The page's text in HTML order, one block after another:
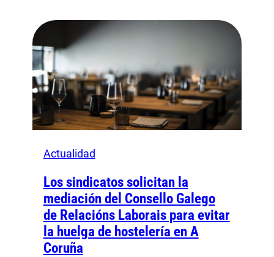
Actualidad
Los sindicatos solicitan la
mediación del Consello Galego
de Relacións Laborais para evitar
la huelga de hostelería en A
Coruña